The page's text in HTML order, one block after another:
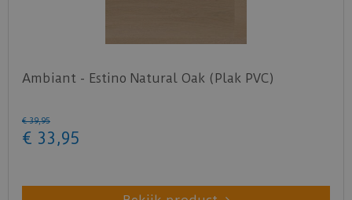
Ambiant - Estino Natural Oak (Plak PVC)
€ 39,95
€ 33 ,95